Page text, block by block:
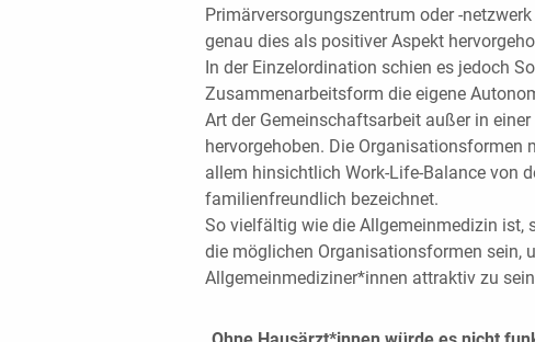
Primärversorgungszentrum oder -
genau dies als positiver Aspekt
In der Einzelordination schien es jedoch
Zusammenarbeitsform die eigene
Art der Gemeinschaftsarbeit außer in
hervorgehoben. Die Organisationsformen
allem hinsichtlich Work-Life-Balance von
familienfreundlich bezeichnet.
So vielfältig wie die Allgemeinmedizin ist,
die möglichen Organisationsformen sein,
Allgemeinmediziner*innen attraktiv zu